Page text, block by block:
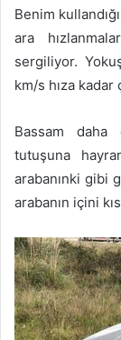
Benim
ara
sergiliyor.
km/s hıza kadar
Bassam daha
tutuşuna
arabanınki gibi
arabanın içini